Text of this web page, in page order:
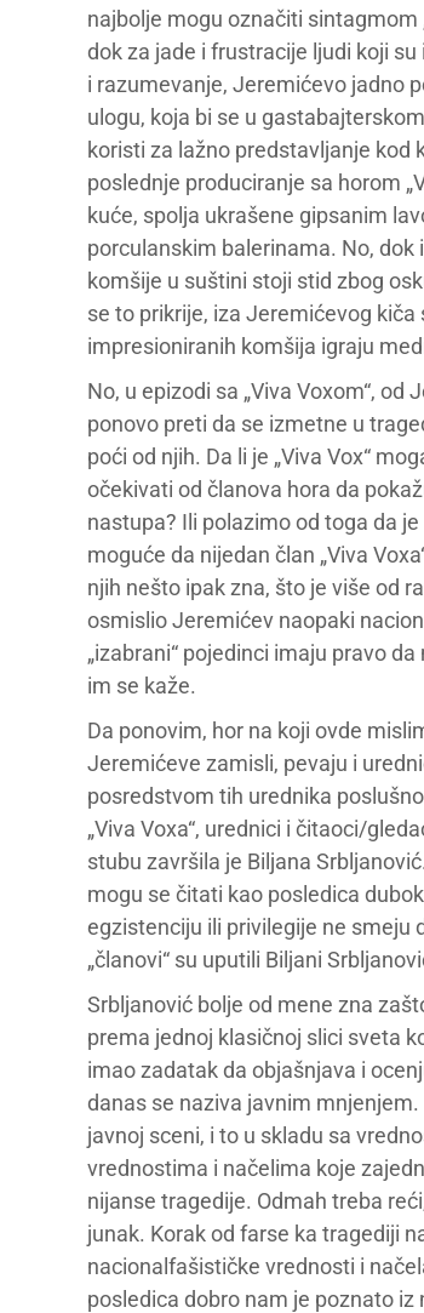
najbolje mogu označiti
dok za jade i frustracije ljudi koji
i razumevanje, Jeremićevo jadno
ulogu, koja bi se u
koristi za lažno predstavljanje kod
poslednje produciranje sa horom
kuće, spolja ukrašene gipsanim
porculanskim balerinama. No,
komšije u suštini stoji stid zbog
se to prikrije, iza Jeremićevog
impresioniranih komšija igraju
No, u epizodi sa „Viva Voxom“,
ponovo preti da se izmetne u
poći od njih. Da li je „Viva Vox“
očekivati od članova hora da
nastupa? Ili polazimo od toga da
moguće da nijedan član „Viva
njih nešto ipak zna, što je više od
osmislio Jeremićev naopaki
„izabrani“ pojedinci imaju pravo
im se kaže.
Da ponovim, hor na koji ovde
Jeremićeve zamisli, pevaju i
posredstvom tih urednika
„Viva Voxa“, urednici i čitaoci/
stubu završila je Biljana
mogu se čitati kao posledica
egzistenciju ili privilegije ne smeju
„članovi“ su uputili Biljani
Srbljanović bolje od mene zna
prema jednoj klasičnoj slici sveta
imao zadatak da objašnjava i
danas se naziva javnim
javnoj sceni, i to u skladu sa
vrednostima i načelima koje
nijanse tragedije. Odmah treba
junak. Korak od farse ka tragediji
nacionalfašističke vrednosti i
posledica dobro nam je poznato